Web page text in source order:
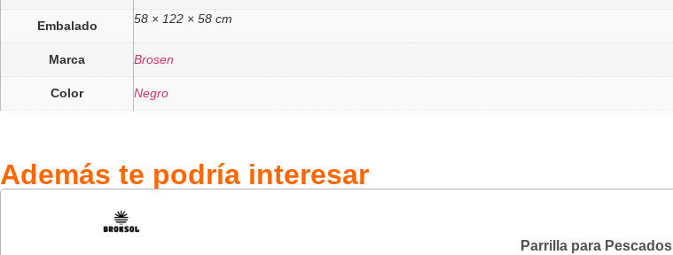
Embalado 58 × 122 × 58 cm
Marca Brosen
Color Negro
Además te podría interesar
Parrilla para Pescados